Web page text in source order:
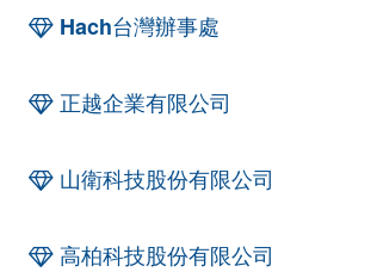
Hach台灣辦事處
正越企業有限公司
山衛科技股份有限公司
高柏科技股份有限公司